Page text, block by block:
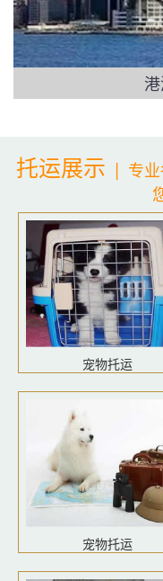
托运展示 | 专
宠物托运
宠物托运